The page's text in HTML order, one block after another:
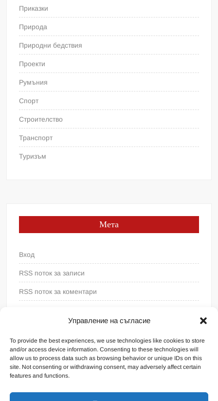
Управление на съгласие
To provide the best experiences, we use technologies like cookies to store
and/or access device information. Consenting to these technologies will
allow us to process data such as browsing behavior or unique IDs on this
site. Not consenting or withdrawing consent, may adversely affect certain
features and functions.
Приказки
Природа
Природни бедствия
Проекти
Румъния
Спорт
Строителство
Транспорт
Туризъм
Мета
Вход
RSS поток за записи
RSS поток за коментари